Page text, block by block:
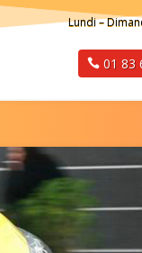
Lundi –
01 83